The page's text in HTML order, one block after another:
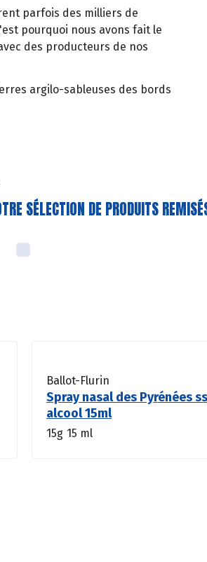
parfois des milliers de
pourquoi nous avons fait le
des producteurs de nos
argilo-sableuses des bords
SÉLECTION DE PRODUITS
Ballot-Flurin
Spray nasal des Pyrénées ss
alcool 15ml
15g 15 ml